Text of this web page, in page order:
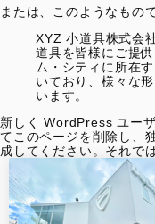
試乗車（レンタ
キャンペーン
イベント
SNS
または、このようなもの
XYZ 小道具株式会
道具を皆様にご提
ム・シティに所在
いており、様々な
います。
新しく WordPress ユー
てこのページを削除し、
成してください。それで